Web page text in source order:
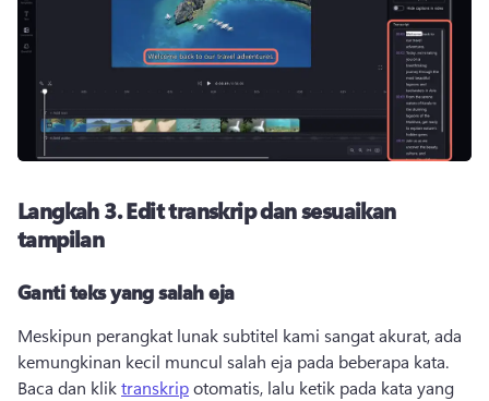
Langkah 3.Edit transkrip dan sesuaikan
tampilan
Ganti teks yang salah eja
Meskipun perangkat lunak subtitel kami sangat akurat, ada
Baca dan klik transkrip otomatis, lalu ketik pada kata yang